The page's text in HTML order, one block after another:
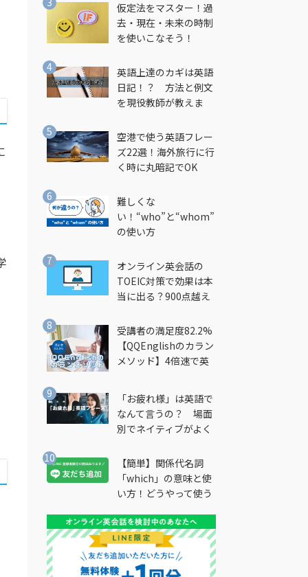
仮定法をマスター！過
去・現在・未来の時制
を使いこなそう！
英語上達のカギは英語
日記！？ 方法と例文
を現役教師が教えま
空港で使う英語フレー
ズ22選！海外旅行に行
く時に丸暗記でOK
難しくな
い！“who”と“whom”
の使い方
オンライン英会話の
TOEIC対策で効果は本
当に出る？900点越え
受講者の満足度82.2%
【QQEnglishのカラン
メソッド】4倍速で英
法とは？
「お疲れ様」は英語で
なんて言うの？ 場面
別でネイティブがよく
説
【簡単】関係代名詞
「which」の意味と使
い方！どうやって使う